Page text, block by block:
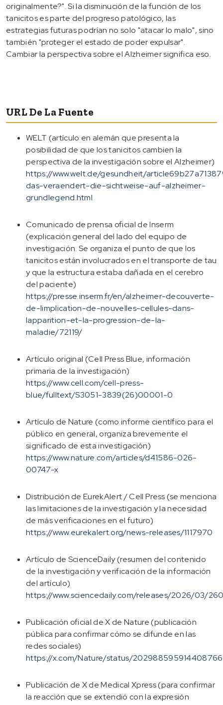
originalmente?". Si la disminución de la función de los
tanicitos es parte del progreso patológico, las
estrategias futuras podrían no solo "atacar lo malo", sino
también "proteger el estado de poder expulsar".
Cambiar la perspectiva sobre el Alzheimer significa eso.
URL De La Fuente
WELT (artículo en alemán que presenta la
posibilidad de que los tanicitos cambien la
perspectiva de la investigación sobre el Alzheimer)
https://www.welt.de/gesundheit/
das-veraendert-die-sichtweise-auf-alzheimer-
grundlegend.html
Comunicado de prensa oficial de Inserm
(explicación general del lado del equipo de
investigación. Se organiza el punto de que los
tanicitos están involucrados en el transporte de tau
y que la estructura estaba dañada en el cerebro
del paciente)
https://presse.inserm.fr/en/alzheimer-decouverte-
de-limplication-de-nouvelles-cellules-dans-
lapparition-et-la-progression-de-la-
maladie/72119/
Artículo original (Cell Press Blue, información
primaria de la investigación)
https://www.cell.com/cell-press-
blue/fulltext/S3051-3839(26)00001-0
Artículo de Nature (como informe científico para el
público en general, organiza brevemente el
significado de esta investigación)
https://www.nature.com/articles/d41586-026-
00747-x
Distribución de EurekAlert / Cell Press (se menciona
las limitaciones de la investigación y la necesidad
de más verificaciones en el futuro)
https://www.eurekalert.org/news-releases/1117970
Artículo de ScienceDaily (resumen del contenido
de la investigación y verificación de la información
del artículo)
https://www.sciencedaily.com/releases/2026/03/
Publicación oficial de X de Nature (publicación
pública para confirmar cómo se difunde en las
redes sociales)
https://x.com/Nature/status/
Publicación de X de Medical Xpress (para confirmar
la reacción que se extendió con la expresión